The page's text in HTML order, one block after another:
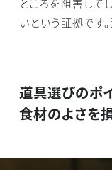
いという証拠です
道具選びのポ
食材のよさを